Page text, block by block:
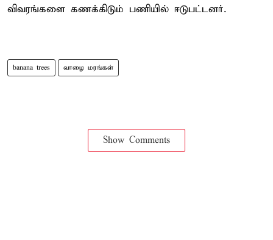
விவரங்களை கணக்கிடும் பணியில் ஈடுபட்டனர்.
banana trees வாழை மரங்கள்
Show Comments